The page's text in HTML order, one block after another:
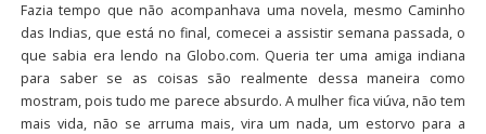
Fazia tempo que não acompanhava uma novela, mesmo Caminho
das Indias, que está no final, comecei a assistir semana passada, o
que sabia era lendo na Globo.com. Queria ter uma amiga indiana
para saber se as coisas são realmente dessa maneira como
mostram, pois tudo me parece absurdo. A mulher fica viúva, não tem
mais vida, não se arruma mais, vira um nada, um estorvo para a